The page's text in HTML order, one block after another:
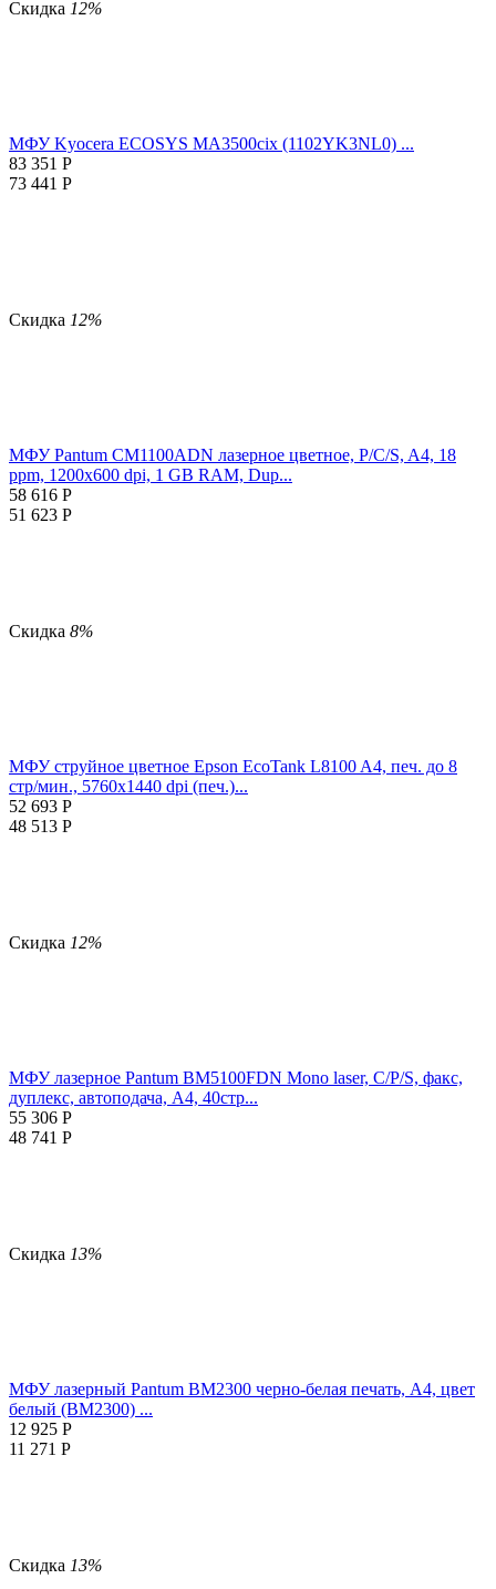
Скидка 12%
МФУ Kyocera ECOSYS MA3500cix (1102YK3NL0) ...
83 351 Р
73 441 Р
Скидка 12%
МФУ Pantum CM1100ADN лазерное цветное, P/C/S, A4, 18
ppm, 1200x600 dpi, 1 GB RAM, Dup...
58 616 Р
51 623 Р
Скидка 8%
МФУ струйное цветное Epson EcoTank L8100 A4, печ. до 8
стр/мин., 5760x1440 dpi (печ.)...
52 693 Р
48 513 Р
Скидка 12%
МФУ лазерное Pantum BM5100FDN Mono laser, C/P/S, факс,
дуплекс, автоподача, A4, 40стр...
55 306 Р
48 741 Р
Скидка 13%
МФУ лазерный Pantum BM2300 черно-белая печать, A4, цвет
белый (BM2300) ...
12 925 Р
11 271 Р
Скидка 13%